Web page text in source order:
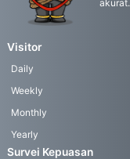
akurat.
Visitor
Daily
Weekly
Monthly
Yearly
Survei Kepuasan